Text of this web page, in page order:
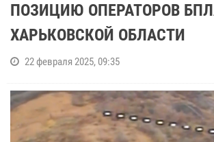
ПОЗИЦИЮ ОПЕРАТОРОВ
ХАРЬКОВСКОЙ ОБЛАСТИ
22 февраля 2025, 09:35